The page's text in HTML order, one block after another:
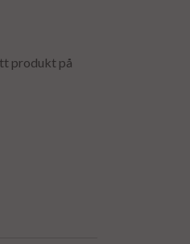
produkt på